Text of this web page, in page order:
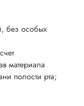
без особых
материала
полости рта;